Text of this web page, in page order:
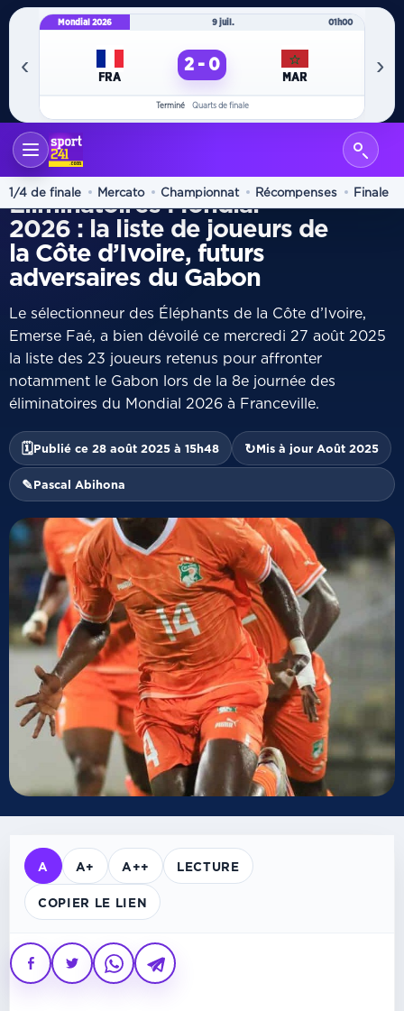
‹
Mondial 2026 9 juil. 01h00
FRA
2 - 0
MAR
Terminé Quarts de finale
›
1/4 de finale Mercato Championnat Récompenses Finale
ACCUEIL
ADVERSAIRES
Éliminatoires Mondial
2026 : la liste de joueurs de
la Côte d’Ivoire, futurs
adversaires du Gabon
Le sélectionneur des Éléphants de la Côte d’Ivoire,
Emerse Faé, a bien dévoilé ce mercredi 27 août 2025
la liste des 23 joueurs retenus pour affronter
notamment le Gabon lors de la 8e journée des
éliminatoires du Mondial 2026 à Franceville.
🗓Publié ce 28 août 2025 à 15h48 ↻Mis à jour Août 2025
✎Pascal Abihona
A A+ A++ LECTURE
COPIER LE LIEN